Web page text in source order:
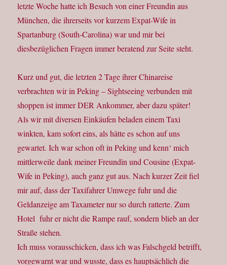
letzte Woche hatte ich Besuch von einer Freundin aus
München, die ihrerseits vor kurzem Expat-Wife in
Spartanburg (South-Carolina) war und mir bei
diesbezüglichen Fragen immer beratend zur Seite steht.
Kurz und gut, die letzten 2 Tage ihrer Chinareise
verbrachten wir in Peking – Sightseeing verbunden mit
shoppen ist immer DER Ankommer, aber dazu später!
Als wir mit diversen Einkäufen beladen einem Taxi
winkten, kam sofort eins, als hätte es schon auf uns
gewartet. Ich war schon oft in Peking und kenn‘ mich
mittlerweile dank meiner Freundin und Cousine (Expat-
Wife in Peking), auch ganz gut aus. Nach kurzer Zeit fiel
mir auf, dass der Taxifahrer Umwege fuhr und die
Geldanzeige am Taxameter nur so durch ratterte. Zum
Hotel fuhr er nicht die Rampe rauf, sondern blieb an der
Straße stehen.
Ich muss vorausschicken, dass ich was Falschgeld betrifft,
vorgewarnt war und wusste, dass es hauptsächlich die